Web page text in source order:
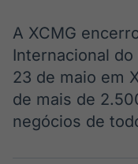
A XCMG
Internacional
23 de maio em
de mais de
negócios de